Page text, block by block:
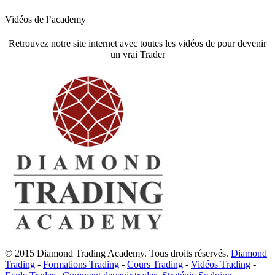
Vidéos de l’academy
Retrouvez notre site internet avec toutes les vidéos de pour devenir
un vrai Trader
© 2015 Diamond Trading Academy. Tous droits réservés. Diamond
Trading - Formations Trading - Cours Trading - Vidéos Trading -